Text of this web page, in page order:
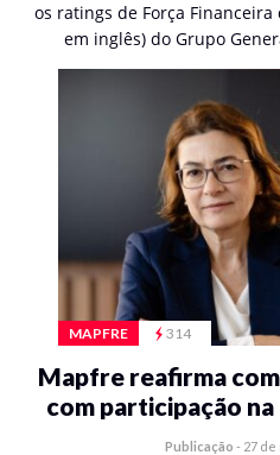
os ratings de Força Financeira
em inglês) do Grupo
MAPFRE 314
Mapfre reafirma
com participação
Publicação - 27 de